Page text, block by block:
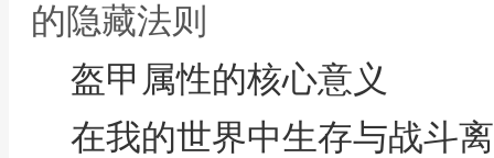
的隐藏法则
盔甲属性的核心意义
在我的世界中生存与战斗